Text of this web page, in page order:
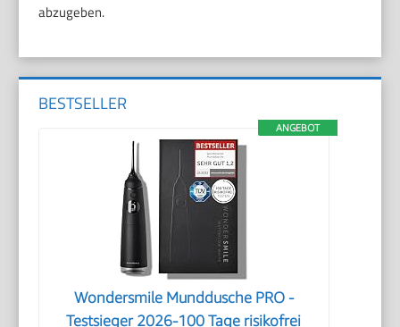
abzugeben.
BESTSELLER
ANGEBOT
Wondersmile Munddusche PRO -
Testsieger 2026-100 Tage risikofrei